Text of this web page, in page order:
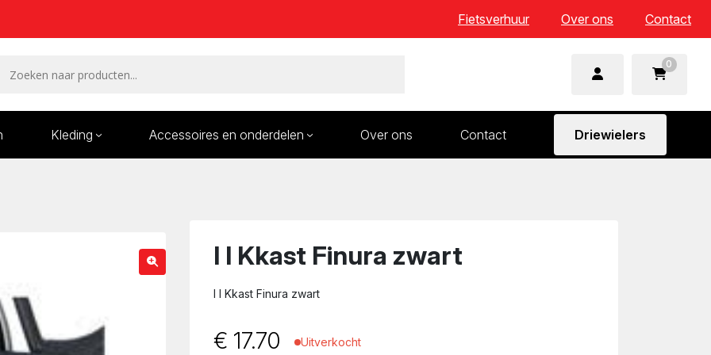
Fietsverhuur Over ons Contact
0
Kleding Accessoires en onderdelen Over ons Contact Driewielers
I I Kkast Finura zwart
I I Kkast Finura zwart
€ 17.70 Uitverkocht